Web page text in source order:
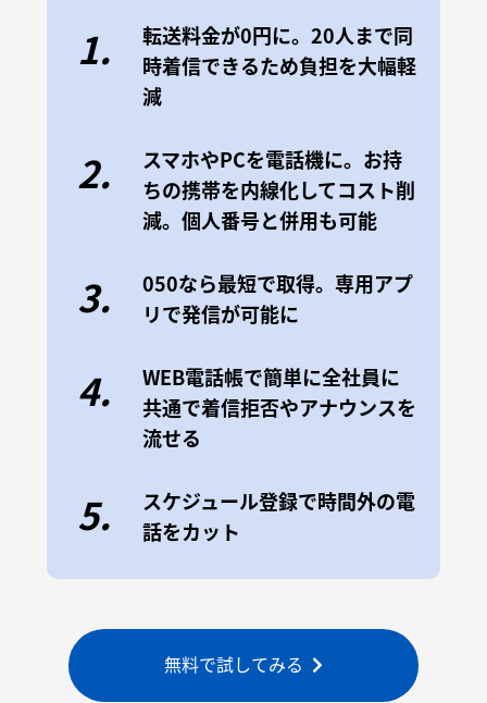
1.
転送料金が0円に。20人まで同
時着信できるため負担を大幅軽
減
2.
スマホやPCを電話機に。お持
ちの携帯を内線化してコスト削
減。個人番号と併用も可能
3.
050なら最短で取得。専用アプ
リで発信が可能に
4.
WEB電話帳で簡単に全社員に
共通で着信拒否やアナウンスを
流せる
5.
スケジュール登録で時間外の電
話をカット
無料で試してみる